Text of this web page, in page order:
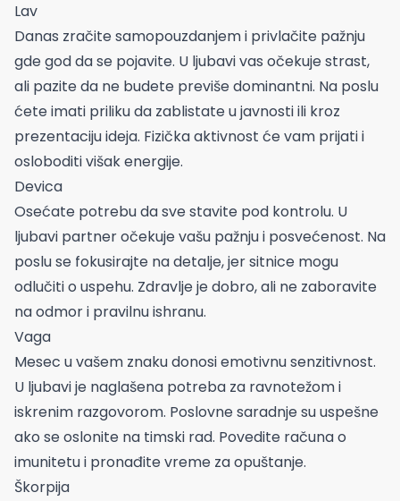
Lav
Danas zračite samopouzdanjem i privlačite pažnju
gde god da se pojavite. U ljubavi vas očekuje strast,
ali pazite da ne budete previše dominantni. Na poslu
ćete imati priliku da zablistate u javnosti ili kroz
prezentaciju ideja. Fizička aktivnost će vam prijati i
osloboditi višak energije.
Devica
Osećate potrebu da sve stavite pod kontrolu. U
ljubavi partner očekuje vašu pažnju i posvećenost. Na
poslu se fokusirajte na detalje, jer sitnice mogu
odlučiti o uspehu. Zdravlje je dobro, ali ne zaboravite
na odmor i pravilnu ishranu.
Vaga
Mesec u vašem znaku donosi emotivnu senzitivnost.
U ljubavi je naglašena potreba za ravnotežom i
iskrenim razgovorom. Poslovne saradnje su uspešne
ako se oslonite na timski rad. Povedite računa o
imunitetu i pronađite vreme za opuštanje.
Škorpija